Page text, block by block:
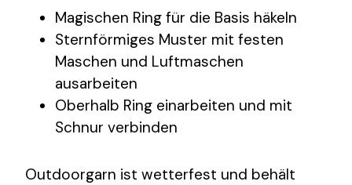
Magischen Ring für die Basis häkeln
Sternförmiges Muster mit festen
Maschen und Luftmaschen
ausarbeiten
Oberhalb Ring einarbeiten und mit
Schnur verbinden
Outdoorgarn ist wetterfest und behält